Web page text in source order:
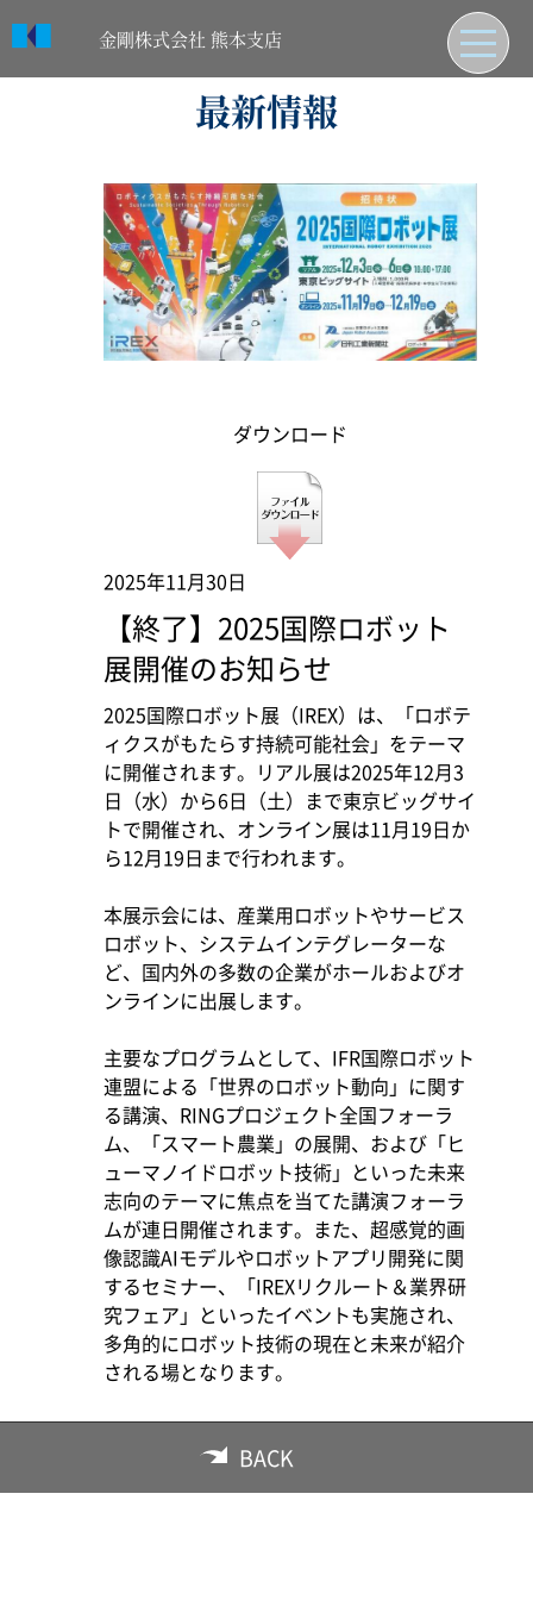
金剛株式会社 熊本支店
日本語
熊本支店について
納入先紹介
取引先紹介
最新情報
ダウンロード
2025年11月30日
【終了】2025国際ロボット
展開催のお知らせ
2025国際ロボット展（IREX）は、「ロボテ
ィクスがもたらす持続可能社会」をテーマ
に開催されます。リアル展は2025年12月3
日（水）から6日（土）まで東京ビッグサイ
トで開催され、オンライン展は11月19日か
ら12月19日まで行われます。
本展示会には、産業用ロボットやサービス
ロボット、システムインテグレーターな
ど、国内外の多数の企業がホールおよびオ
ンラインに出展します。
主要なプログラムとして、IFR国際ロボット
連盟による「世界のロボット動向」に関す
る講演、RINGプロジェクト全国フォーラ
ム、「スマート農業」の展開、および「ヒ
ューマノイドロボット技術」といった未来
志向のテーマに焦点を当てた講演フォーラ
ムが連日開催されます。また、超感覚的画
像認識AIモデルやロボットアプリ開発に関
するセミナー、「IREXリクルート＆業界研
究フェア」といったイベントも実施され、
多角的にロボット技術の現在と未来が紹介
される場となります。
BACK